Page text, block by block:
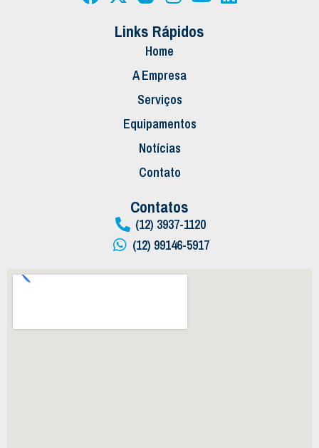
Links Rápidos
Home
A Empresa
Serviços
Equipamentos
Notícias
Contato
Contatos
(12) 3937-1120
(12) 99146-5917